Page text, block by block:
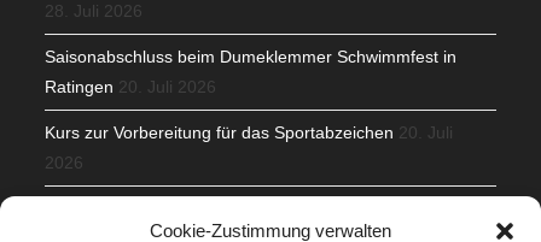
Cookie-Zustimmung verwalten
28. Juli 2026
Saisonabschluss beim Dumeklemmer Schwimmfest in
Ratingen 20. Juli 2026
Kurs zur Vorbereitung für das Sportabzeichen 20. Juli
2026